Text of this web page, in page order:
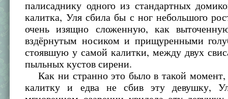
палисаднику одного из стандартных
калитка, Уля сбила бы с ног небольшого
очень изящно сложенную, как
вздёрнутым носиком и прищуренными
стоявшую у самой калитки, между двух
пыльных кустов сирени.
Как ни странно это было в такой момент,
калитку и едва не сбив эту девушку,